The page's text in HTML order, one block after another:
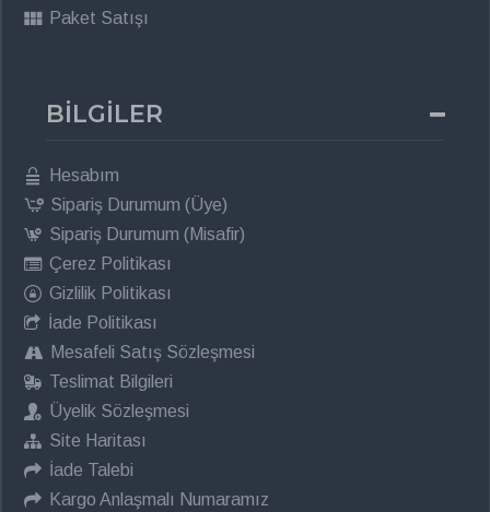
Paket Satışı
BİLGİLER
Hesabım
Sipariş Durumum (Üye)
Sipariş Durumum (Misafir)
Çerez Politikası
Gizlilik Politikası
İade Politikası
Mesafeli Satış Sözleşmesi
Teslimat Bilgileri
Üyelik Sözleşmesi
Site Haritası
İade Talebi
Kargo Anlaşmalı Numaramız